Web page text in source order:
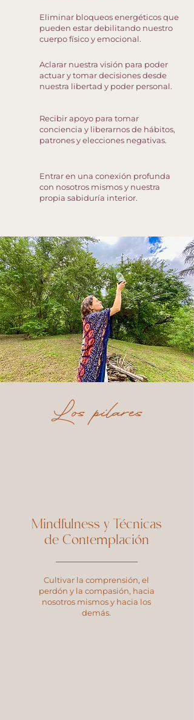
Eliminar bloqueos energéticos que
pueden estar debilitando nuestro
cuerpo físico y emocional.
Aclarar nuestra visión para poder
actuar y tomar decisiones desde
nuestra libertad y poder personal.
Recibir apoyo para tomar
conciencia y liberarnos de hábitos,
patrones y elecciones negativas.
Entrar en una conexión profunda
con nosotros mismos y nuestra
propia sabiduría interior.
Los pilares
Mindfulness y Técnicas
de Contemplación
Cultivar la comprensión, el
perdón y la compasión, hacia
nosotros mismos y hacia los
demás.